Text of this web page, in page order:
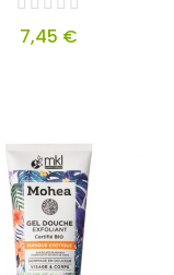
7,45 €